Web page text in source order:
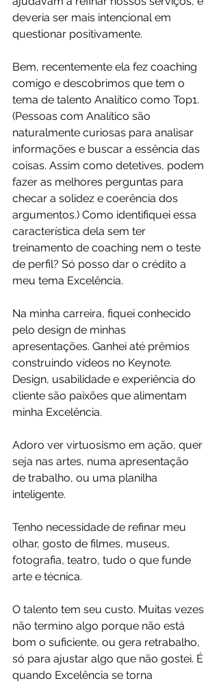
deveria ser mais intencional em
questionar positivamente.
Bem, recentemente ela fez coaching
comigo e descobrimos que tem o
tema de talento Analítico como Top1.
(Pessoas com Analítico são
naturalmente curiosas para analisar
informações e buscar a essência das
coisas. Assim como detetives, podem
fazer as melhores perguntas para
checar a solidez e coerência dos
argumentos.) Como identifiquei essa
característica dela sem ter
treinamento de coaching nem o teste
de perfil? Só posso dar o crédito a
meu tema Excelência.
Na minha carreira, fiquei conhecido
pelo design de minhas
apresentações. Ganhei até prêmios
construindo vídeos no Keynote.
Design, usabilidade e experiência do
cliente são paixões que alimentam
minha Excelência.
Adoro ver virtuosismo em ação, quer
seja nas artes, numa apresentação
de trabalho, ou uma planilha
inteligente.
Tenho necessidade de refinar meu
olhar, gosto de filmes, museus,
fotografia, teatro, tudo o que funde
arte e técnica.
O talento tem seu custo. Muitas vezes
não termino algo porque não está
bom o suficiente, ou gera retrabalho,
só para ajustar algo que não gostei. É
quando Excelência se torna